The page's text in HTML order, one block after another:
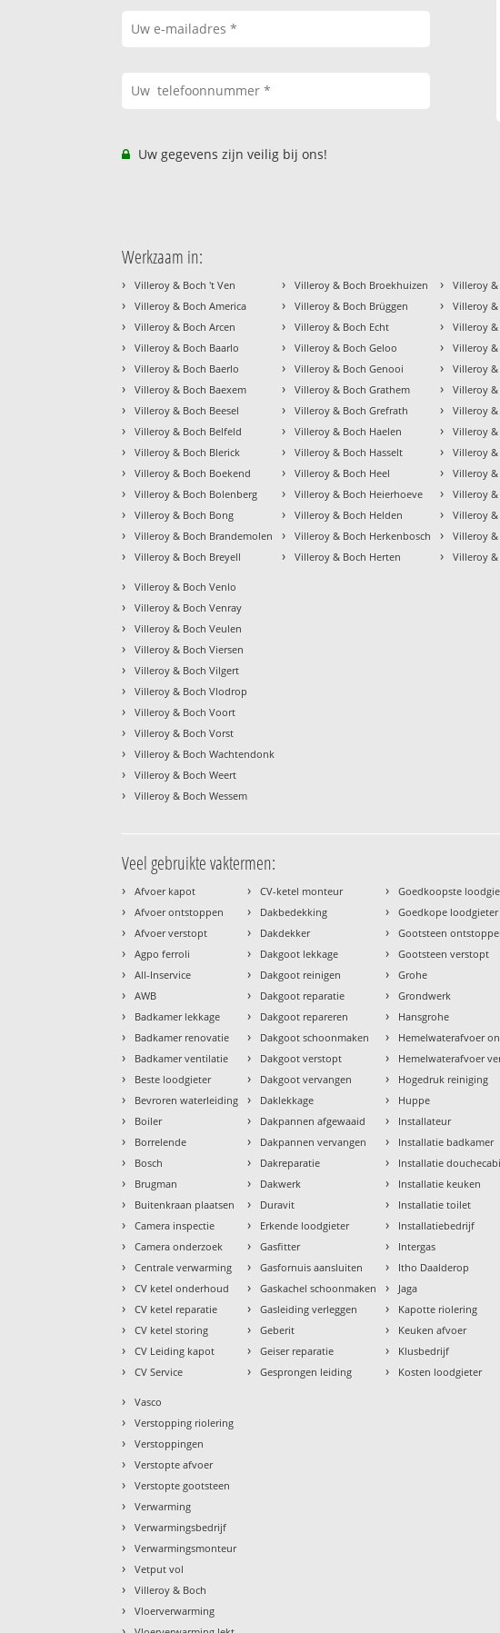
Uw gegevens zijn veilig bij ons!
Werkzaam in:
› Villeroy & Boch 't Ven
› Villeroy & Boch America
› Villeroy & Boch Arcen
› Villeroy & Boch Baarlo
› Villeroy & Boch Baerlo
› Villeroy & Boch Baexem
› Villeroy & Boch Beesel
› Villeroy & Boch Belfeld
› Villeroy & Boch Blerick
› Villeroy & Boch Boekend
› Villeroy & Boch Bolenberg
› Villeroy & Boch Bong
› Villeroy & Boch Brandemolen
› Villeroy & Boch Breyell
› Villeroy & Boch Broekhuizen
› Villeroy & Boch Brüggen
› Villeroy & Boch Echt
› Villeroy & Boch Geloo
› Villeroy & Boch Genooi
› Villeroy & Boch Grathem
› Villeroy & Boch Grefrath
› Villeroy & Boch Haelen
› Villeroy & Boch Hasselt
› Villeroy & Boch Heel
› Villeroy & Boch Heierhoeve
› Villeroy & Boch Helden
› Villeroy & Boch Herkenbosch
› Villeroy & Boch Herten
› Villeroy
› Villeroy
› Villeroy
› Villeroy
› Villeroy
› Villeroy
› Villeroy
› Villeroy &
› Villeroy
› Villeroy
› Villeroy
› Villeroy
› Villeroy
› Villeroy
› Villeroy & Boch Venlo
› Villeroy & Boch Venray
› Villeroy & Boch Veulen
› Villeroy & Boch Viersen
› Villeroy & Boch Vilgert
› Villeroy & Boch Vlodrop
› Villeroy & Boch Voort
› Villeroy & Boch Vorst
› Villeroy & Boch Wachtendonk
› Villeroy & Boch Weert
› Villeroy & Boch Wessem
Veel gebruikte vaktermen:
› Afvoer kapot
› Afvoer ontstoppen
› Afvoer verstopt
› Agpo ferroli
› All-Inservice
› AWB
› Badkamer lekkage
› Badkamer renovatie
› Badkamer ventilatie
› Beste loodgieter
› Bevroren waterleiding
› Boiler
› Borrelende
› Bosch
› Brugman
› Buitenkraan plaatsen
› Camera inspectie
› Camera onderzoek
› Centrale verwarming
› CV ketel onderhoud
› CV ketel reparatie
› CV ketel storing
› CV Leiding kapot
› CV Service
› CV-ketel monteur
› Dakbedekking
› Dakdekker
› Dakgoot lekkage
› Dakgoot reinigen
› Dakgoot reparatie
› Dakgoot repareren
› Dakgoot schoonmaken
› Dakgoot verstopt
› Dakgoot vervangen
› Daklekkage
› Dakpannen afgewaaid
› Dakpannen vervangen
› Dakreparatie
› Dakwerk
› Duravit
› Erkende loodgieter
› Gasfitter
› Gasfornuis aansluiten
› Gaskachel schoonmaken
› Gasleiding verleggen
› Geberit
› Geiser reparatie
› Gesprongen leiding
› Goedkoopste
› Goedkope loodgieter
› Gootsteen
› Gootsteen verstopt
› Grohe
› Grondwerk
› Hansgrohe
› Hemelwaterafvoer
› Hemelwaterafvoer
› Hogedruk reiniging
› Huppe
› Installateur
› Installatie badkamer
› Installatie
› Installatie keuken
› Installatie toilet
› Installatiebedrijf
› Intergas
› Itho Daalderop
› Jaga
› Kapotte riolering
› Keuken afvoer
› Klusbedrijf
› Kosten loodgieter
› Vasco
› Verstopping riolering
› Verstoppingen
› Verstopte afvoer
› Verstopte gootsteen
› Verwarming
› Verwarmingsbedrijf
› Verwarmingsmonteur
› Vetput vol
› Villeroy & Boch
› Vloerverwarming